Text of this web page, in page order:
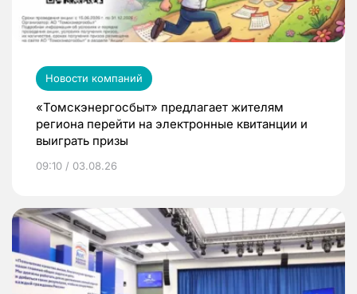
Новости компаний
«Томскэнергосбыт» предлагает жителям
региона перейти на электронные квитанции и
выиграть призы
09:10 / 03.08.26